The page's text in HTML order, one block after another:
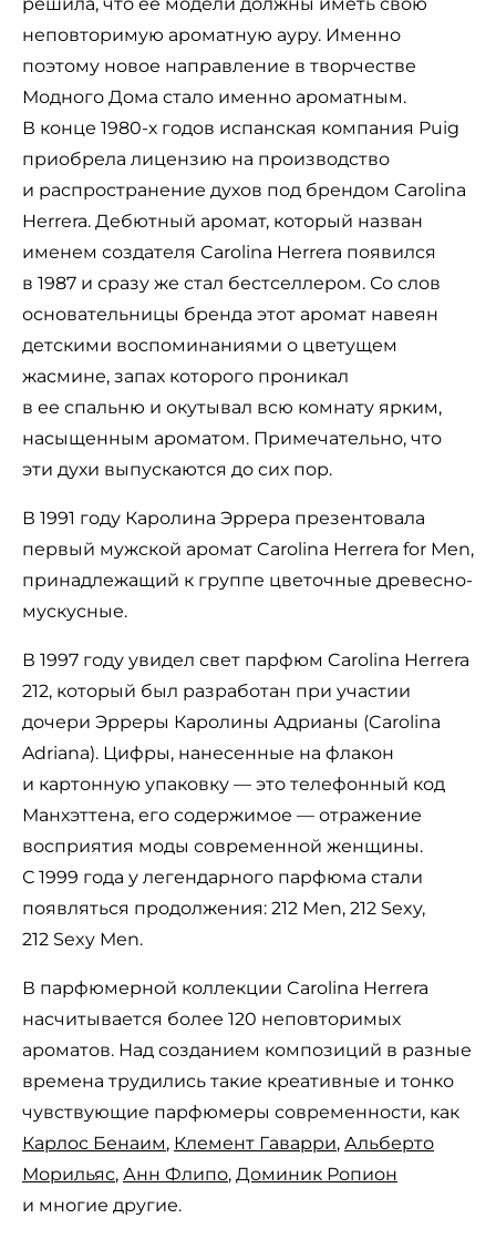
решила, что ее модели должны иметь свою
неповторимую ароматную ауру. Именно
поэтому новое направление в творчестве
Модного Дома стало именно ароматным.
В конце 1980-х годов испанская компания Puig
приобрела лицензию на производство
и распространение духов под брендом Carolina
Herrera. Дебютный аромат, который назван
именем создателя Carolina Herrera появился
в 1987 и сразу же стал бестселлером. Со слов
основательницы бренда этот аромат навеян
детскими воспоминаниями о цветущем
жасмине, запах которого проникал
в ее спальню и окутывал всю комнату ярким,
насыщенным ароматом. Примечательно, что
эти духи выпускаются до сих пор.
В 1991 году Каролина Эррера презентовала
первый мужской аромат Carolina Herrera for Men,
принадлежащий к группе цветочные древесно-
мускусные.
В 1997 году увидел свет парфюм Carolina Herrera
212, который был разработан при участии
дочери Эрреры Каролины Адрианы (Carolina
Adriana). Цифры, нанесенные на флакон
и картонную упаковку — это телефонный код
Манхэттена, его содержимое — отражение
восприятия моды современной женщины.
С 1999 года у легендарного парфюма стали
появляться продолжения: 212 Men, 212 Sexy,
212 Sexy Men.
В парфюмерной коллекции Carolina Herrera
насчитывается более 120 неповторимых
ароматов. Над созданием композиций в разные
времена трудились такие креативные и тонко
чувствующие парфюмеры современности, как
Карлос Бенаим, Клемент Гаварри, Альберто
Морильяс, Анн Флипо, Доминик Ропион
и многие другие.